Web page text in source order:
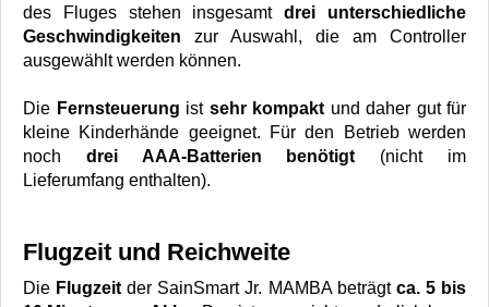
des Fluges stehen insgesamtdrei unterschiedliche
Geschwindigkeiten zur Auswahl, die am Controller
ausgewählt werden können.
Die Fernsteuerung ist sehr kompakt und daher gut für
kleine Kinderhände geeignet. Für den Betrieb werden
noch drei AAA-Batterien benötigt (nicht im
Lieferumfang enthalten).
Flugzeit und Reichweite
Die Flugzeit der SainSmart Jr. MAMBA beträgt ca. 5 bis